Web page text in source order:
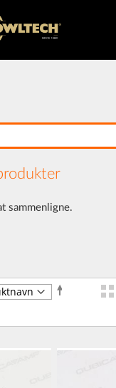
Faldende
sammenligne.